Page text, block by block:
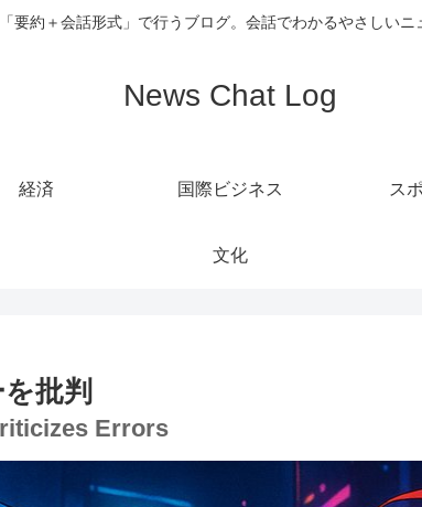
要約＋会話形式」で行うブログ。会話でわかるやさしいニ
News Chat Log
経済 国際ビジネス ス
文化
批判
Errors